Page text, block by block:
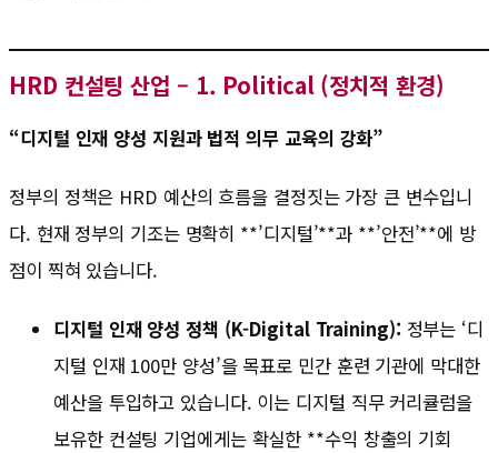
HRD 컨설팅 산업 – 1. Political (정치적 환경)
“디지털 인재 양성 지원과 법적 의무 교육의 강화”
정부의 정책은 HRD 예산의 흐름을 결정짓는 가장 큰 변수입니
다. 현재 정부의 기조는 명확히 **’디지털’**과 **’안전’**에 방
점이 찍혀 있습니다.
디지털 인재 양성 정책 (K-Digital Training):정부는 ‘디
지털 인재 100만 양성’을 목표로 민간 훈련 기관에 막대한
예산을 투입하고 있습니다. 이는 디지털 직무 커리큘럼을
보유한 컨설팅 기업에게는 확실한 **수익 창출의 기회